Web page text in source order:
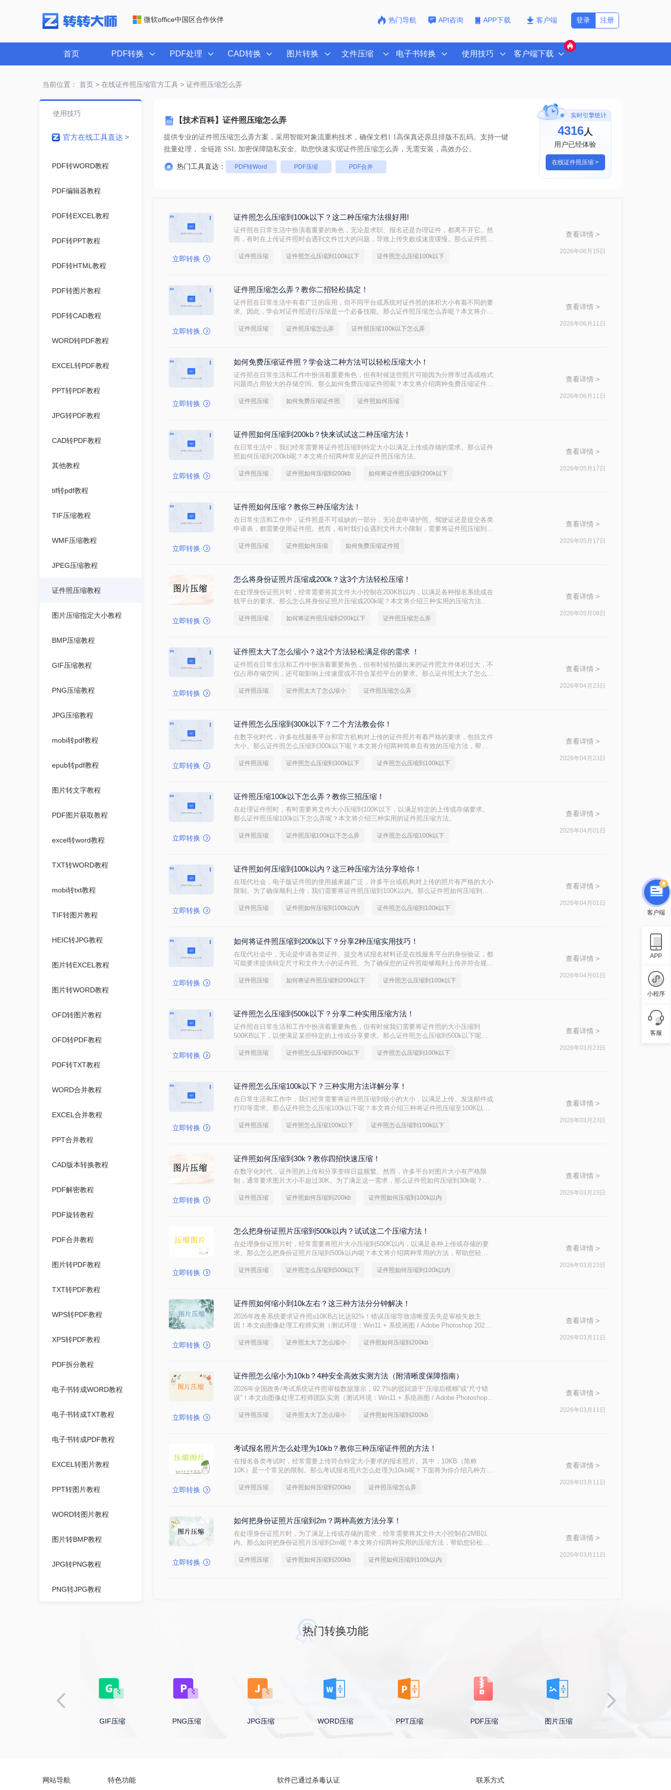
微软office中国区合作伙伴 热门导航 API咨询 APP下载 客户端 注册
登录
首页 PDF转换 PDF处理 CAD转换 图片转换 文件压缩 电子书转换 使用技巧 客户端下载
当前位置： 首页> 在线证件照压缩官方工具> 证件照压缩怎么弄
【技术百科】证件照压缩怎么弄
提供专业的证件照压缩怎么弄方案，采用智能对象流重构技术，确保文档1:1高保真还原且排版不乱码。支持一键
批量处理， 全链路 SSL 加密保障隐私安全。助您快速实现证件照压缩怎么弄，无需安装，高效办公。
热门工具直达： PDF转Word PDF压缩 PDF合并
实时引擎统计
4316人
用户已经体验
在线证件照压缩 >
使用技巧
官方在线工具直达 >
PDF转WORD教程
PDF编辑器教程
PDF转EXCEL教程
PDF转PPT教程
PDF转HTML教程
PDF转图片教程
PDF转CAD教程
WORD转PDF教程
EXCEL转PDF教程
PPT转PDF教程
JPG转PDF教程
CAD转PDF教程
其他教程
tif转pdf教程
TIF压缩教程
WMF压缩教程
JPEG压缩教程
证件照压缩教程
图片压缩指定大小教程
BMP压缩教程
GIF压缩教程
PNG压缩教程
JPG压缩教程
mobi转pdf教程
epub转pdf教程
图片转文字教程
PDF图片获取教程
excel转word教程
TXT转WORD教程
mobi转txt教程
TIF转图片教程
HEIC转JPG教程
图片转EXCEL教程
图片转WORD教程
OFD转图片教程
OFD转PDF教程
PDF转TXT教程
WORD合并教程
EXCEL合并教程
PPT合并教程
CAD版本转换教程
PDF解密教程
PDF旋转教程
PDF合并教程
图片转PDF教程
TXT转PDF教程
WPS转PDF教程
XPS转PDF教程
PDF拆分教程
电子书转成WORD教程
电子书转成TXT教程
电子书转成PDF教程
EXCEL转图片教程
PPT转图片教程
WORD转图片教程
图片转BMP教程
JPG转PNG教程
PNG转JPG教程
立即转换
证件照怎么压缩到100k以下？这二种压缩方法很好用!
证件照在日常生活中扮演着重要的角色，无论是求职、报名还是办理证件，都离不开它。然
而，有时在上传证件照时会遇到文件过大的问题，导致上传失败或速度缓慢。那么证件照怎
解决这一问题。
证件照压缩 证件照怎么压缩到100k以下 证件照怎么压缩100k以下
查看详情 >
2026年06月15日
立即转换
证件照压缩怎么弄？教你二招轻松搞定！
证件照在日常生活中有着广泛的应用，但不同平台或系统对证件照的体积大小有着不同的要
求。因此，学会对证件照进行压缩是一个必备技能。那么证件照压缩怎么弄呢？本文将介绍
证件照压缩 证件照压缩怎么弄 证件照压缩100k以下怎么弄
查看详情 >
2026年06月11日
立即转换
如何免费压缩证件照？学会这二种方法可以轻松压缩大小！
证件照在日常生活和工作中扮演着重要角色，但有时候这些照片可能因为分辨率过高或格式
问题而占用较大的存储空间。那么如何免费压缩证件照呢？本文将介绍两种免费压缩证件照
证件照压缩 如何免费压缩证件照 证件照如何压缩
查看详情 >
2026年06月11日
立即转换
证件照如何压缩到200kb？快来试试这二种压缩方法！
在日常生活中，我们经常需要将证件照压缩到特定大小以满足上传或存储的需求。那么证件
照如何压缩到200kb呢？本文将介绍两种常见的证件照压缩方法。
证件照压缩 证件照如何压缩到200kb 如何将证件照压缩到200k以下
查看详情 >
2026年05月17日
立即转换
证件照如何压缩？教你三种压缩方法！
在日常生活和工作中，证件照是不可或缺的一部分，无论是申请护照、驾驶证还是提交各类
申请表，都需要使用证件照。然而，有时我们会遇到文件大小限制，需要将证件照压缩到特
图片质量的同时，实现文件大小的显著减少。
证件照压缩 证件照如何压缩 如何免费压缩证件照
查看详情 >
2026年05月17日
立即转换
怎么将身份证照片压缩成200k？这3个方法轻松压缩！
在处理身份证照片时，经常需要将其文件大小控制在200KB以内，以满足各种报名系统或在
线平台的要求。那么怎么将身份证照片压缩成200k呢？本文将介绍三种实用的压缩方法，
证件照压缩 如何将证件照压缩到200k以下 证件照压缩怎么弄
查看详情 >
2026年05月08日
立即转换
证件照太大了怎么缩小？这2个方法轻松满足你的需求 ！
证件照在日常生活和工作中扮演着重要角色，但有时候拍摄出来的证件照文件体积过大，不
仅占用存储空间，还可能影响上传速度或不符合某些平台的要求。那么证件照太大了怎么缩
证件照压缩 证件照太大了怎么缩小 证件照压缩怎么弄
查看详情 >
2026年04月23日
立即转换
证件照怎么压缩到300k以下？二个方法教会你！
在数字化时代，许多在线服务平台和官方机构对上传的证件照片有着严格的要求，包括文件
大小。那么证件照怎么压缩到300k以下呢？本文将介绍两种简单且有效的压缩方法，帮助
证件照压缩 证件照怎么压缩到300k以下 证件照怎么压缩到100k以下
查看详情 >
2026年04月23日
立即转换
证件照压缩100k以下怎么弄？教你三招压缩！
在处理证件照时，有时需要将文件大小压缩到100K以下，以满足特定的上传或存储要求。
那么证件照压缩100k以下怎么弄呢？本文将介绍三种实用的证件照压缩方法。
证件照压缩 证件照压缩100k以下怎么弄 证件照怎么压缩100k以下
查看详情 >
2026年04月01日
立即转换
证件照如何压缩到100k以内？这三种压缩方法分享给你！
在现代社会，电子版证件照的使用越来越广泛，许多平台或机构对上传的照片有严格的大小
限制。为了确保顺利上传，我们需要将证件照压缩到100K以内。那么证件照如何压缩到
标。
证件照压缩 证件照如何压缩到100k以内 证件照怎么压缩到100k以下
查看详情 >
2026年04月01日
立即转换
如何将证件照压缩到200k以下？分享2种压缩实用技巧！
在现代社会中，无论是申请各类证件、提交考试报名材料还是在线服务平台的身份验证，都
可能要求提供特定尺寸和文件大小的证件照。为了确保您的证件照能够顺利上传并符合规
目标的方法。
证件照压缩 如何将证件照压缩到200k以下 证件照怎么压缩到100k以下
查看详情 >
2026年04月01日
立即转换
证件照怎么压缩到500k以下？分享二种实用压缩方法！
证件照在日常生活和工作中扮演着重要角色，但有时候我们需要将证件照的大小压缩到
500KB以下，以便满足某些特定的上传或分享要求。那么证件照怎么压缩到500k以下呢？
证件照压缩 证件照怎么压缩到500k以下 证件照怎么压缩到100k以下
查看详情 >
2026年03月23日
立即转换
证件照怎么压缩100k以下？三种实用方法详解分享！
在日常生活和工作中，我们经常需要将证件照压缩到较小的大小，以满足上传、发送邮件或
打印等需求。那么证件照怎么压缩100k以下呢？本文将介绍三种将证件照压缩至100K以下
证件照压缩 证件照怎么压缩100k以下 证件照怎么压缩到100k以下
查看详情 >
2026年03月23日
立即转换
证件照如何压缩到30k？教你四招快速压缩！
在数字化时代，证件照的上传和分享变得日益频繁。然而，许多平台对图片大小有严格限
制，通常要求图片大小不超过30K。为了满足这一需求，那么证件照如何压缩到30k呢？本
证件照压缩 证件照如何压缩到200kb 证件照如何压缩到100k以内
查看详情 >
2026年03月23日
立即转换
怎么把身份证照片压缩到500k以内？试试这二个压缩方法！
在处理身份证照片时，经常需要将照片大小压缩到500K以内，以满足各种上传或存储的要
求。那么怎么把身份证照片压缩到500k以内呢？本文将介绍两种常用的方法，帮助您轻松
证件照压缩 证件照怎么压缩到500k以下 证件照如何压缩到100k以内
查看详情 >
2026年03月23日
立即转换
证件照如何缩小到10k左右？这三种方法分分钟解决！
2026年政务系统要求证件照≤10KB占比达92%！错误压缩导致清晰度丢失是审核失败主
因！本文由图像处理工程师实测（测试环境：Win11 + 系统画图 / Adobe Photoshop 2026 /
需场景，附超详细步骤与清晰度保障方案，助你1分钟通过审核！
证件照压缩 证件照太大了怎么缩小 证件照如何压缩到200kb
查看详情 >
2026年03月11日
立即转换
证件照怎么缩小为10kb？4种安全高效实测方法（附清晰度保障指南）
2026年全国政务/考试系统证件照审核数据显示，92.7%的驳回源于“压缩后模糊”或“尺寸错
误”！本文由图像处理工程师团队实测（测试环境：Win11 + 系统画图 / Adobe Photoshop
照技术规范V4.1》，附标准参数+清晰度验证法，助你一次通过审核！
证件照压缩 证件照太大了怎么缩小 证件照如何压缩到200kb
查看详情 >
2026年03月11日
立即转换
考试报名照片怎么处理为10kb？教你三种压缩证件照的方法！
在报名各类考试时，经常需要上传符合特定大小要求的报名照片。其中，10KB（简称
10K）是一个常见的限制。那么考试报名照片怎么处理为10kb呢？下面将为你介绍几种方
证件照压缩 证件照如何压缩到200kb 证件照压缩怎么弄
查看详情 >
2026年03月11日
立即转换
如何把身份证照片压缩到2m？两种高效方法分享！
在处理身份证照片时，为了满足上传或存储的需求，经常需要将其文件大小控制在2MB以
内。那么如何把身份证照片压缩到2m呢？本文将介绍两种实用的压缩方法，帮助您轻松完
证件照压缩 证件照如何压缩到200kb 证件照如何压缩到100k以内
查看详情 >
2026年03月11日
热门转换功能
GIF压缩 PNG压缩 JPG压缩 WORD压缩 PPT压缩 PDF压缩 图片压缩
网站导航 特色功能 软件已通过杀毒认证 联系方式
客户端
APP
小程序
客服